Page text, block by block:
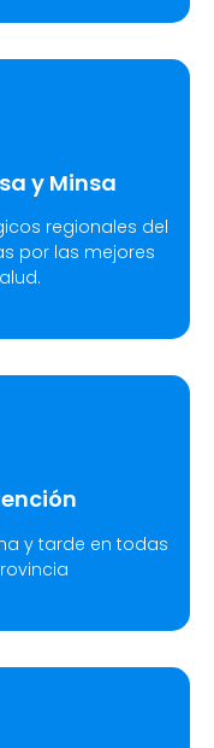
y Minsa
regionales del
por las mejores
y tarde en todas